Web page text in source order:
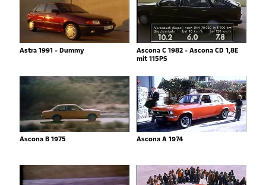
Astra 1991 - Dummy
Ascona C 1982 - Ascona CD 1,8E
mit 115PS
Ascona B 1975 Ascona A 1974